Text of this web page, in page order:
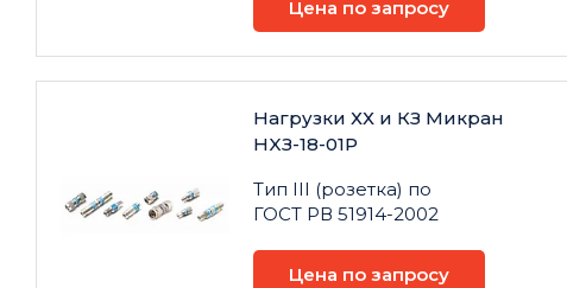
Цена по запросу
Нагрузки ХХ и КЗ Микран
НXЗ-18-01Р
Тип III (розетка) по
ГОСТ РВ 51914-2002
Цена по запросу